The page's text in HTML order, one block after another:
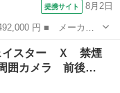
提携サイト 8月2日
グレード名： Ｘ Ｖ
突被害軽減システ
イスター Ｘ 禁煙
囲カメラ 前後…